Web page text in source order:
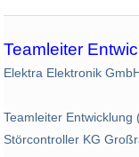
Teamleiter
Elektra Elektronik
Teamleiter Entwicklung
Störcontroller KG